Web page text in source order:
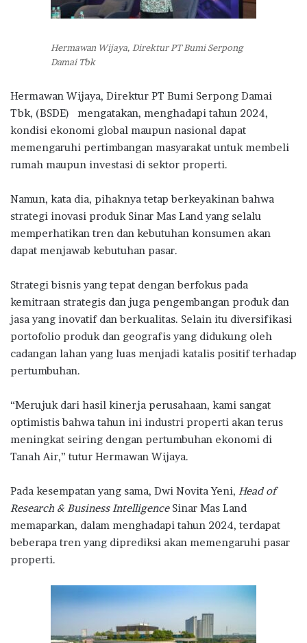
Hermawan Wijaya, Direktur PT Bumi Serpong
Damai Tbk
Hermawan Wijaya, Direktur PT Bumi Serpong Damai
Tbk, (BSDE) mengatakan, menghadapi tahun 2024,
kondisi ekonomi global maupun nasional dapat
memengaruhi pertimbangan masyarakat untuk membeli
rumah maupun investasi di sektor properti.
Namun, kata dia, pihaknya tetap berkeyakinan bahwa
strategi inovasi produk Sinar Mas Land yang selalu
memperhatikan tren dan kebutuhan konsumen akan
dapat menjawab kebutuhan pasar.
Strategi bisnis yang tepat dengan berfokus pada
kemitraan strategis dan juga pengembangan produk dan
jasa yang inovatif dan berkualitas. Selain itu diversifikasi
portofolio produk dan geografis yang didukung oleh
cadangan lahan yang luas menjadi katalis positif terhadap
pertumbuhan.
“Merujuk dari hasil kinerja perusahaan, kami sangat
optimistis bahwa tahun ini industri properti akan terus
meningkat seiring dengan pertumbuhan ekonomi di
Tanah Air,” tutur Hermawan Wijaya.
Pada kesempatan yang sama, Dwi Novita Yeni, Head of
Research & Business IntelligenceSinar Mas Land
memaparkan, dalam menghadapi tahun 2024, terdapat
beberapa tren yang diprediksi akan memengaruhi pasar
properti.